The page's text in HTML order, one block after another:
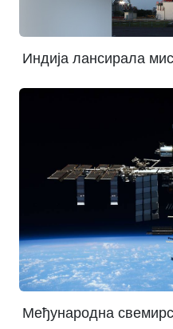
Индија лансирала
Међународна